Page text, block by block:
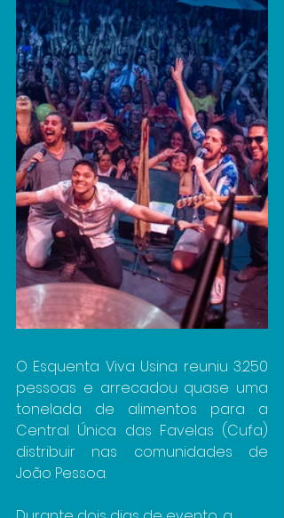
O Esquenta Viva Usina reuniu 3.250
pessoas e arrecadou quase uma
tonelada de alimentos para a
Central Única das Favelas (Cufa)
distribuir nas comunidades de
João Pessoa.